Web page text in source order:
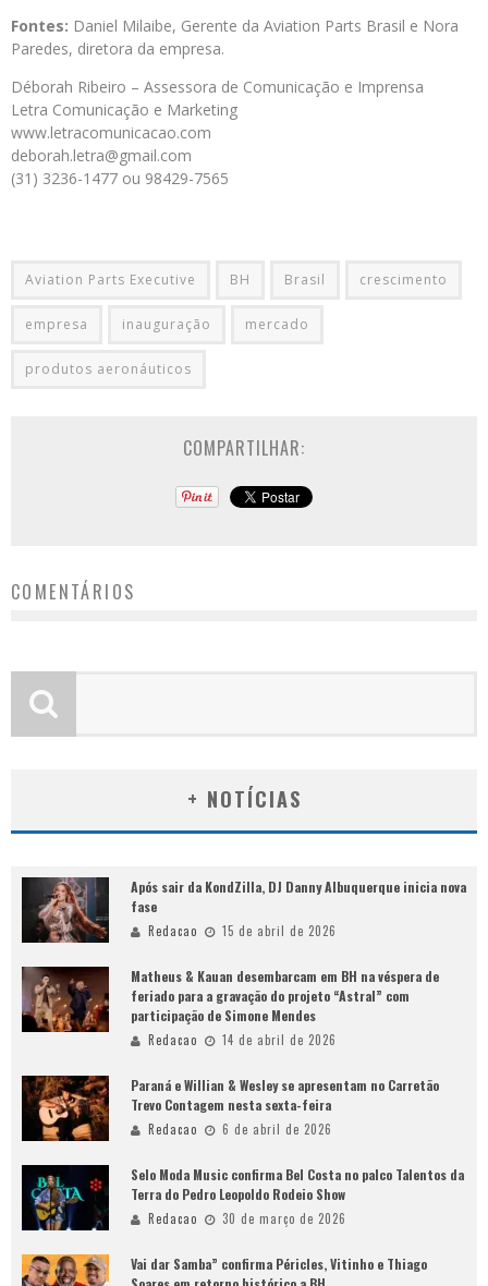
Fontes: Daniel Milaibe, Gerente da Aviation Parts Brasil e Nora
Paredes, diretora da empresa.
Déborah Ribeiro – Assessora de Comunicação e Imprensa
Letra Comunicação e Marketing
www.letracomunicacao.com
deborah.letra@gmail.com
(31) 3236-1477 ou 98429-7565
Aviation Parts Executive BH Brasil crescimento
empresa inauguração mercado
produtos aeronáuticos
COMPARTILHAR:
COMENTÁRIOS
+ NOTÍCIAS
Após sair da KondZilla, DJ Danny Albuquerque inicia nova
fase
Redacao 15 de abril de 2026
Matheus & Kauan desembarcam em BH na véspera de
feriado para a gravação do projeto “Astral” com
participação de Simone Mendes
Redacao 14 de abril de 2026
Paraná e Willian & Wesley se apresentam no Carretão
Trevo Contagem nesta sexta-feira
Redacao 6 de abril de 2026
Selo Moda Music confirma Bel Costa no palco Talentos da
Terra do Pedro Leopoldo Rodeio Show
Redacao 30 de março de 2026
Vai dar Samba” confirma Péricles, Vitinho e Thiago